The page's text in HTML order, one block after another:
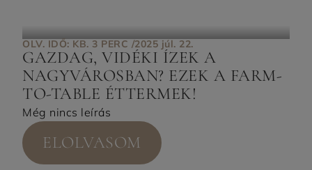
OLV. IDŐ: KB. 3 PERC /2025 júl. 22.
GAZDAG, VIDÉKI ÍZEK A
NAGYVÁROSBAN? EZEK A FARM-
TO-TABLE ÉTTERMEK!
Még nincs leírás
ELOLVASOM